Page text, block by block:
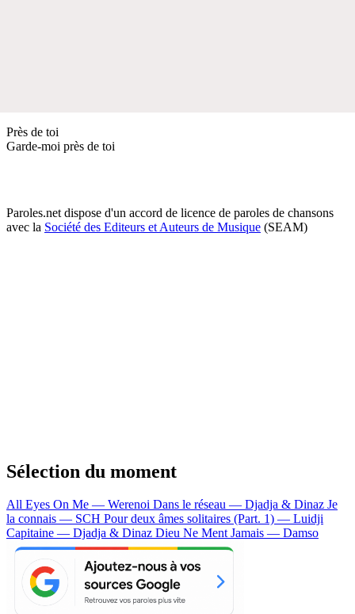
Près de toi
Garde-moi près de toi
Paroles.net dispose d'un accord de licence de paroles de chansons
avec la Société des Editeurs et Auteurs de Musique (SEAM)
Sélection du moment
All Eyes On Me — Werenoi Dans le réseau — Djadja & Dinaz Je
la connais — SCH Pour deux âmes solitaires (Part. 1) — Luidji
Capitaine — Djadja & Dinaz Dieu Ne Ment Jamais — Damso